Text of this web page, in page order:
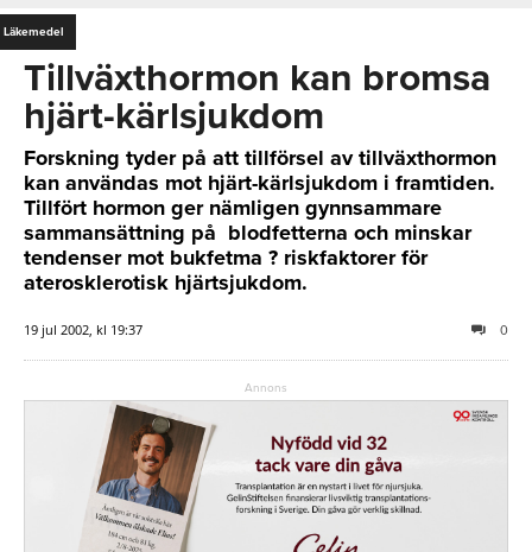
Läkemedel
Tillväxthormon kan bromsa
hjärt-kärlsjukdom
Forskning tyder på att tillförsel av tillväxthormon
kan användas mot hjärt-kärlsjukdom i framtiden.
Tillfört hormon ger nämligen gynnsammare
sammansättning på blodfetterna och minskar
tendenser mot bukfetma ? riskfaktorer för
aterosklerotisk hjärtsjukdom.
19 jul 2002, kl 19:37 0
Annons